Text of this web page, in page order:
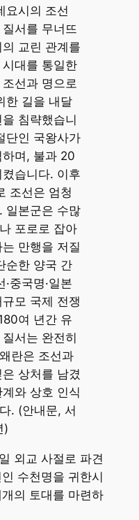
요시의 조선
서를 무너뜨
교린 관계를
대를 통일한
선과 명으로
한 길을 내달
침략했습니
단인 국왕사가
며, 불과 20
습니다. 이후
조선은 엄청
일본군은 수많
포로로 잡아
만행을 저질
순한 양국 간
중국명·일본
모 국제 전쟁
여 년간 유
서는 완전히
란은 조선과
상처를 남겼
와 상호 인식
. (안내문, 서
)
외교 사절로 파견
수천명을 귀한시
의 토대를 마련하